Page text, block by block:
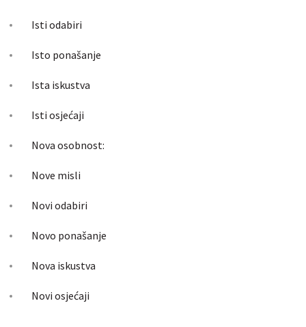
Isti odabiri
Isto ponašanje
Ista iskustva
Isti osjećaji
Nova osobnost:
Nove misli
Novi odabiri
Novo ponašanje
Nova iskustva
Novi osjećaji